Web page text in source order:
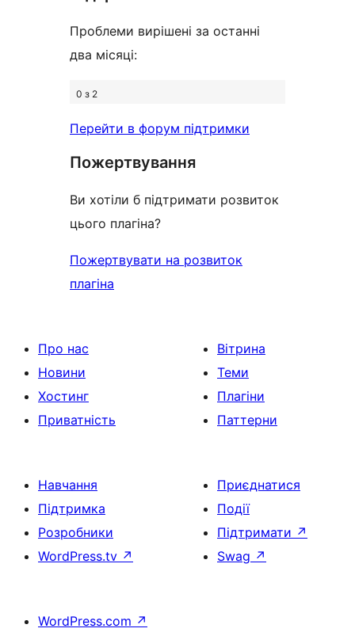
Проблеми вирішені за останні
два місяці:
0 з 2
Перейти в форум підтримки
Пожертвування
Ви хотіли б підтримати розвиток
цього плагіна?
Пожертвувати на розвиток
плагіна
Про нас
Новини
Хостинг
Приватність
Вітрина
Теми
Плагіни
Паттерни
Навчання
Підтримка
Розробники
WordPress.tv ↗
Приєднатися
Події
Підтримати ↗
Swag ↗
WordPress.com ↗